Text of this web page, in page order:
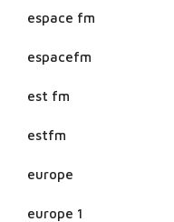
espace fm
espacefm
est fm
estfm
europe
europe 1